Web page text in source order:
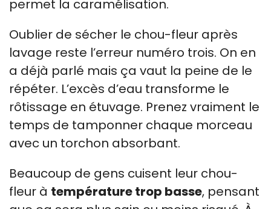
permet la caramélisation.
Oublier de sécher le chou-fleur après
lavage reste l’erreur numéro trois. On en
a déjà parlé mais ça vaut la peine de le
répéter. L’excès d’eau transforme le
rôtissage en étuvage. Prenez vraiment le
temps de tamponner chaque morceau
avec un torchon absorbant.
Beaucoup de gens cuisent leur chou-
fleur à température trop basse, pensant